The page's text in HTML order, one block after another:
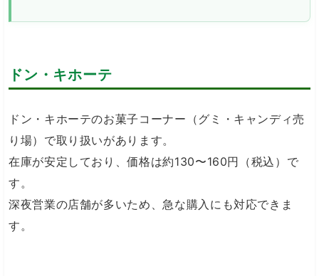
ドン・キホーテ
ドン・キホーテのお菓子コーナー（グミ・キャンディ売
り場）で取り扱いがあります。
在庫が安定しており、価格は約130〜160円（税込）で
す。
深夜営業の店舗が多いため、急な購入にも対応できま
す。